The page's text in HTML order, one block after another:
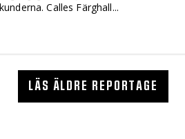
kunderna. Calles Färghall...
LÄS ÄLDRE REPORTAGE